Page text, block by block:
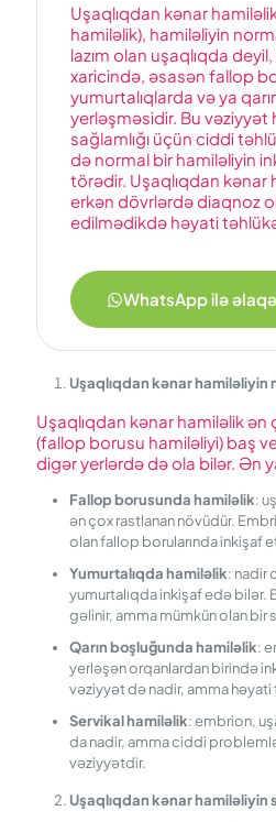
Uşaqlıqdan kənar
hamiləlik), hamiləliyin
lazım olan uşaqlıqda
xaricində, əsasən fallop
yumurtalıqlarda və ya
yerləşməsidir. Bu vəziyyət
sağlamlığı üçün ciddi
də normal bir hamiləliyin
törədir. Uşaqlıqdan kənar
erkən dövrlərdə diaqnoz
edilmədikdə həyati
WhatsApp ilə
Uşaqlıqdan kənar hamiləliyin
Uşaqlıqdan kənar hamiləlik
(fallop borusu hamiləliyi) baş
digər yerlərdə də ola bilər. Ən
Fallopborusundahamiləlik:
ən çox rastlanan növüdür.
olan fallop borularında inkişaf
Yumurtalıqdahamiləlik: nadir
yumurtalıqda inkişaf edə bilər.
gəlinir, amma mümkün olan bir
Qarın boşluğunda hamiləlik:
yerləşən orqanlardan birində
vəziyyət də nadir, amma həyati
Servikal hamiləlik: embrion,
da nadir, amma ciddi
vəziyyətdir.
Uşaqlıqdan kənar hamiləliyin